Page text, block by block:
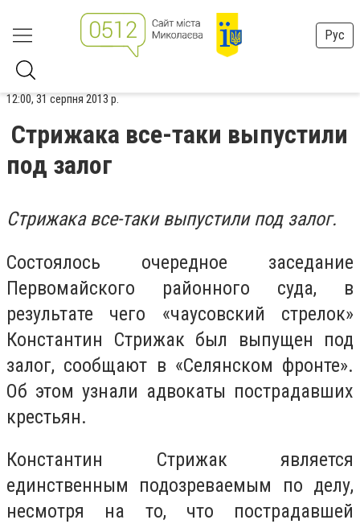
Рус
12:00, 31 серпня 2013 р.
Стрижака все-таки выпустили
под залог
Стрижака все-таки выпустили под залог.
Состоялось очередное заседание
Первомайского районного суда, в
результате чего «чаусовский стрелок»
Константин Стрижак был выпущен под
залог, сообщают в «Селянском фронте».
Об этом узнали адвокаты пострадавших
крестьян.
Константин Стрижак является
единственным подозреваемым по делу,
несмотря на то, что пострадавшей